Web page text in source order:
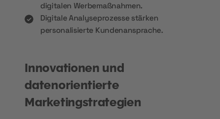
digitalen Werbemaßnahmen.
Digitale Analyseprozesse stärken
personalisierte Kundenansprache.
Innovationen und
datenorientierte
Marketingstrategien